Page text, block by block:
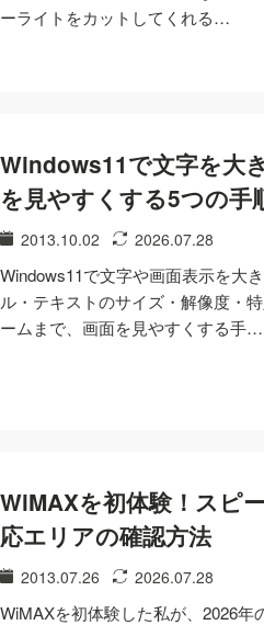
ーライトをカットしてくれる…
Windows11で文字を大
を見やすくする5つの手
2013.10.02 2026.07.28
Windows11で文字や画面表示を大
ル・テキストのサイズ・解像度・
ームまで、画面を見やすくする手…
WiMAXを初体験！スピ
応エリアの確認方法
2013.07.26 2026.07.28
WiMAXを初体験した私が、2026